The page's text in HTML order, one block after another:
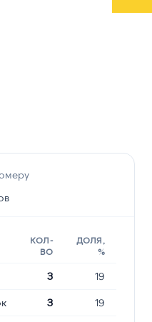
КОЛ-
ВО
ДОЛЯ,
%
3 19
3 19